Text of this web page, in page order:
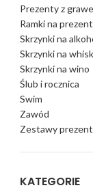
Prezenty z
Ramki na prezent
Skrzynki na
Skrzynki na
Skrzynki na wino
Ślub i rocznica
Swim
Zawód
Zestawy
KATEGORIE